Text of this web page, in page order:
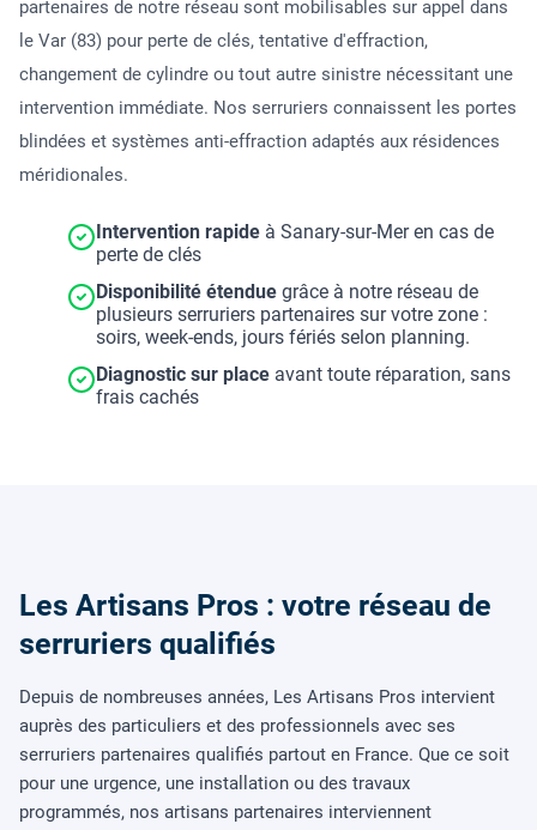
partenaires de notre réseau sont mobilisables sur appel dans
le Var (83) pour perte de clés, tentative d'effraction,
changement de cylindre ou tout autre sinistre nécessitant une
intervention immédiate. Nos serruriers connaissent les portes
blindées et systèmes anti-effraction adaptés aux résidences
méridionales.
Intervention rapide à Sanary-sur-Mer en cas de
perte de clés
Disponibilité étendue grâce à notre réseau de
plusieurs serruriers partenaires sur votre zone :
soirs, week-ends, jours fériés selon planning.
Diagnostic sur place avant toute réparation, sans
frais cachés
Les Artisans Pros : votre réseau de
serruriers qualifiés
Depuis de nombreuses années, Les Artisans Pros intervient
auprès des particuliers et des professionnels avec ses
serruriers partenaires qualifiés partout en France. Que ce soit
pour une urgence, une installation ou des travaux
programmés, nos artisans partenaires interviennent